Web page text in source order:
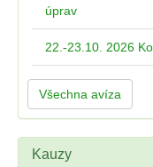
úprav
22.-23.10. 2026
Všechna avíza
Kauzy